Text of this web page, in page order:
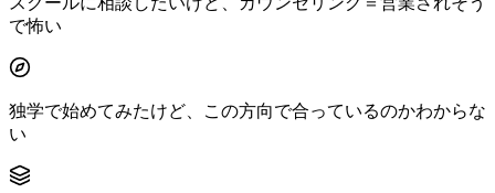
で怖い
独学で始めてみたけど、この方向で合っているのかわからな
い